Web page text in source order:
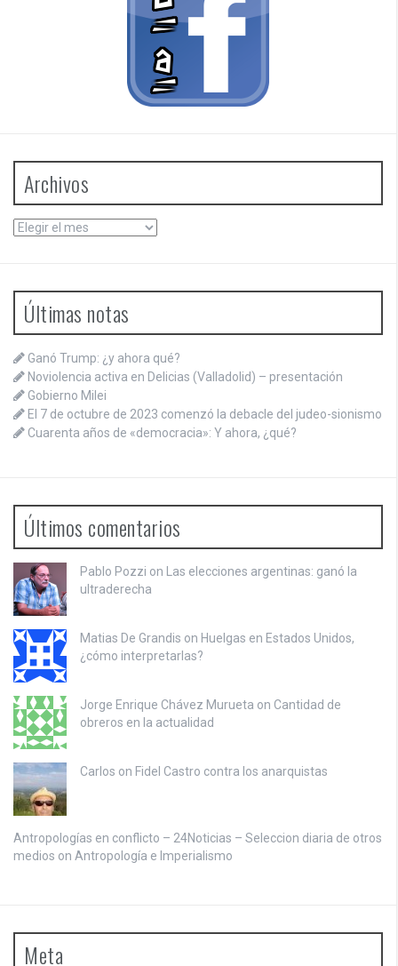
Archivos
Archivos
Últimas notas
Ganó Trump: ¿y ahora qué?
Noviolencia activa en Delicias (Valladolid) – presentación
Gobierno Milei
El 7 de octubre de 2023 comenzó la debacle del judeo-sionismo
Cuarenta años de «democracia»: Y ahora, ¿qué?
Últimos comentarios
Pablo Pozzi on Las elecciones argentinas: ganó la
ultraderecha
Matias De Grandis on Huelgas en Estados Unidos,
¿cómo interpretarlas?
Jorge Enrique Chávez Murueta on Cantidad de
obreros en la actualidad
Carlos on Fidel Castro contra los anarquistas
Antropologías en conflicto – 24Noticias – Seleccion diaria de otros
medios on Antropología e Imperialismo
Meta